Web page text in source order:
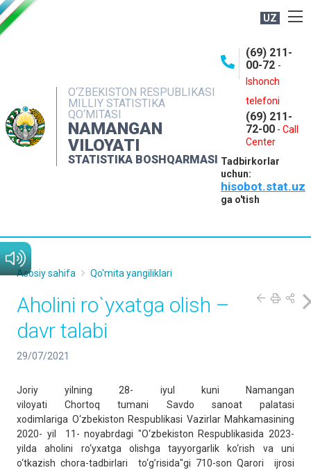
UZ
O‘ZBEKISTON RESPUBLIKASI
MILLIY STATISTIKA
QO‘MITASI
NAMANGAN
VILOYATI
STATISTIKA BOSHQARMASI
(69) 211-
00-72 -
Ishonch
telefoni
(69) 211-
72-00 - Call
Center
Tadbirkorlar
uchun:
hisobot.stat.uz
ga o'tish
NASHRLAR
INTERAKTIV XIZMATLAR
MATBUOT XIZMATI
MUROJAATLAR
Asosiy sahifa Qo'mita yangiliklari
Aholini ro`yxatga olish –
davr talabi
29/07/2021
Joriy yilning 28- iyul kuni Namangan
viloyati Chortoq tumani Savdo sanoat palatasi
xodimlariga O‘zbekiston Respublikasi Vazirlar Mahkamasining
2020- yil 11- noyabrdagi "O‘zbekiston Respublikasida 2023-
yilda aholini ro‘yxatga olishga tayyorgarlik ko‘rish va uni
o‘tkazish chora-tadbirlari to‘g’risida"gi 710-son Qarori ijrosi